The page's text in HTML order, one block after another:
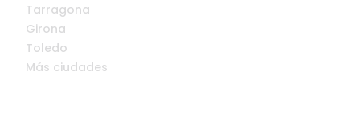
Tarragona
Girona
Toledo
Más ciudades